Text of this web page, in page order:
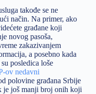
takođe se ne
način. Na primer, ako
građane koji
novog pasoša,
zakazivanjem
a posebno kada
posledica loše
ov nedavni
polovine građana Srbije
je još manji broj onih koji